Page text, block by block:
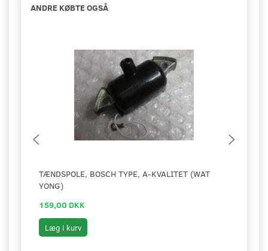
ANDRE KØBTE OGSÅ
TÆNDSPOLE, BOSCH TYPE, A-KVALITET (WAT
YONG)
159,00 DKK
Læg i kurv